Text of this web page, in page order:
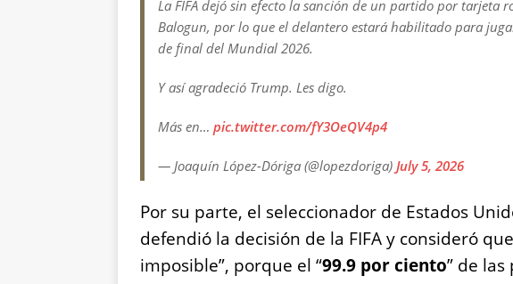
La FIFA dejó sin efecto la sanción de un partido por tarjeta
Balogun, por lo que el delantero estará habilitado para
de final del Mundial 2026.
Y así agradeció Trump. Les digo.
Más en… pic.twitter.com/fY3OeQV4p4
— Joaquín López-Dóriga (@lopezdoriga) July 5, 2026
Por su parte, el seleccionador de Estados
defendió la decisión de la FIFA y consideró
imposible”, porque el “99.9 por ciento” de